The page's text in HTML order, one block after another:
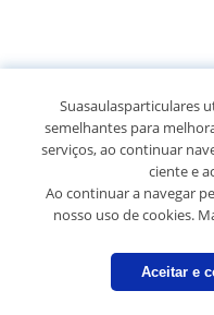
305915
© 2007 - 2026
Mapa do site:
Suasaulasparticulares
semelhantes para
serviços, ao continuar
ciente e
Ao continuar a navegar
nosso uso de cookies.
Aceitar e